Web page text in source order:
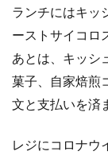
ランチにはキッ
ーストサイコロ
あとは、キッシ
菓子、自家焙煎
文と支払いを済
レジにコロナウ